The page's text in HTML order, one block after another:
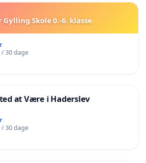
Gylling Skole 0.-6. klasse
30 dage
at Være i Haderslev
30 dage